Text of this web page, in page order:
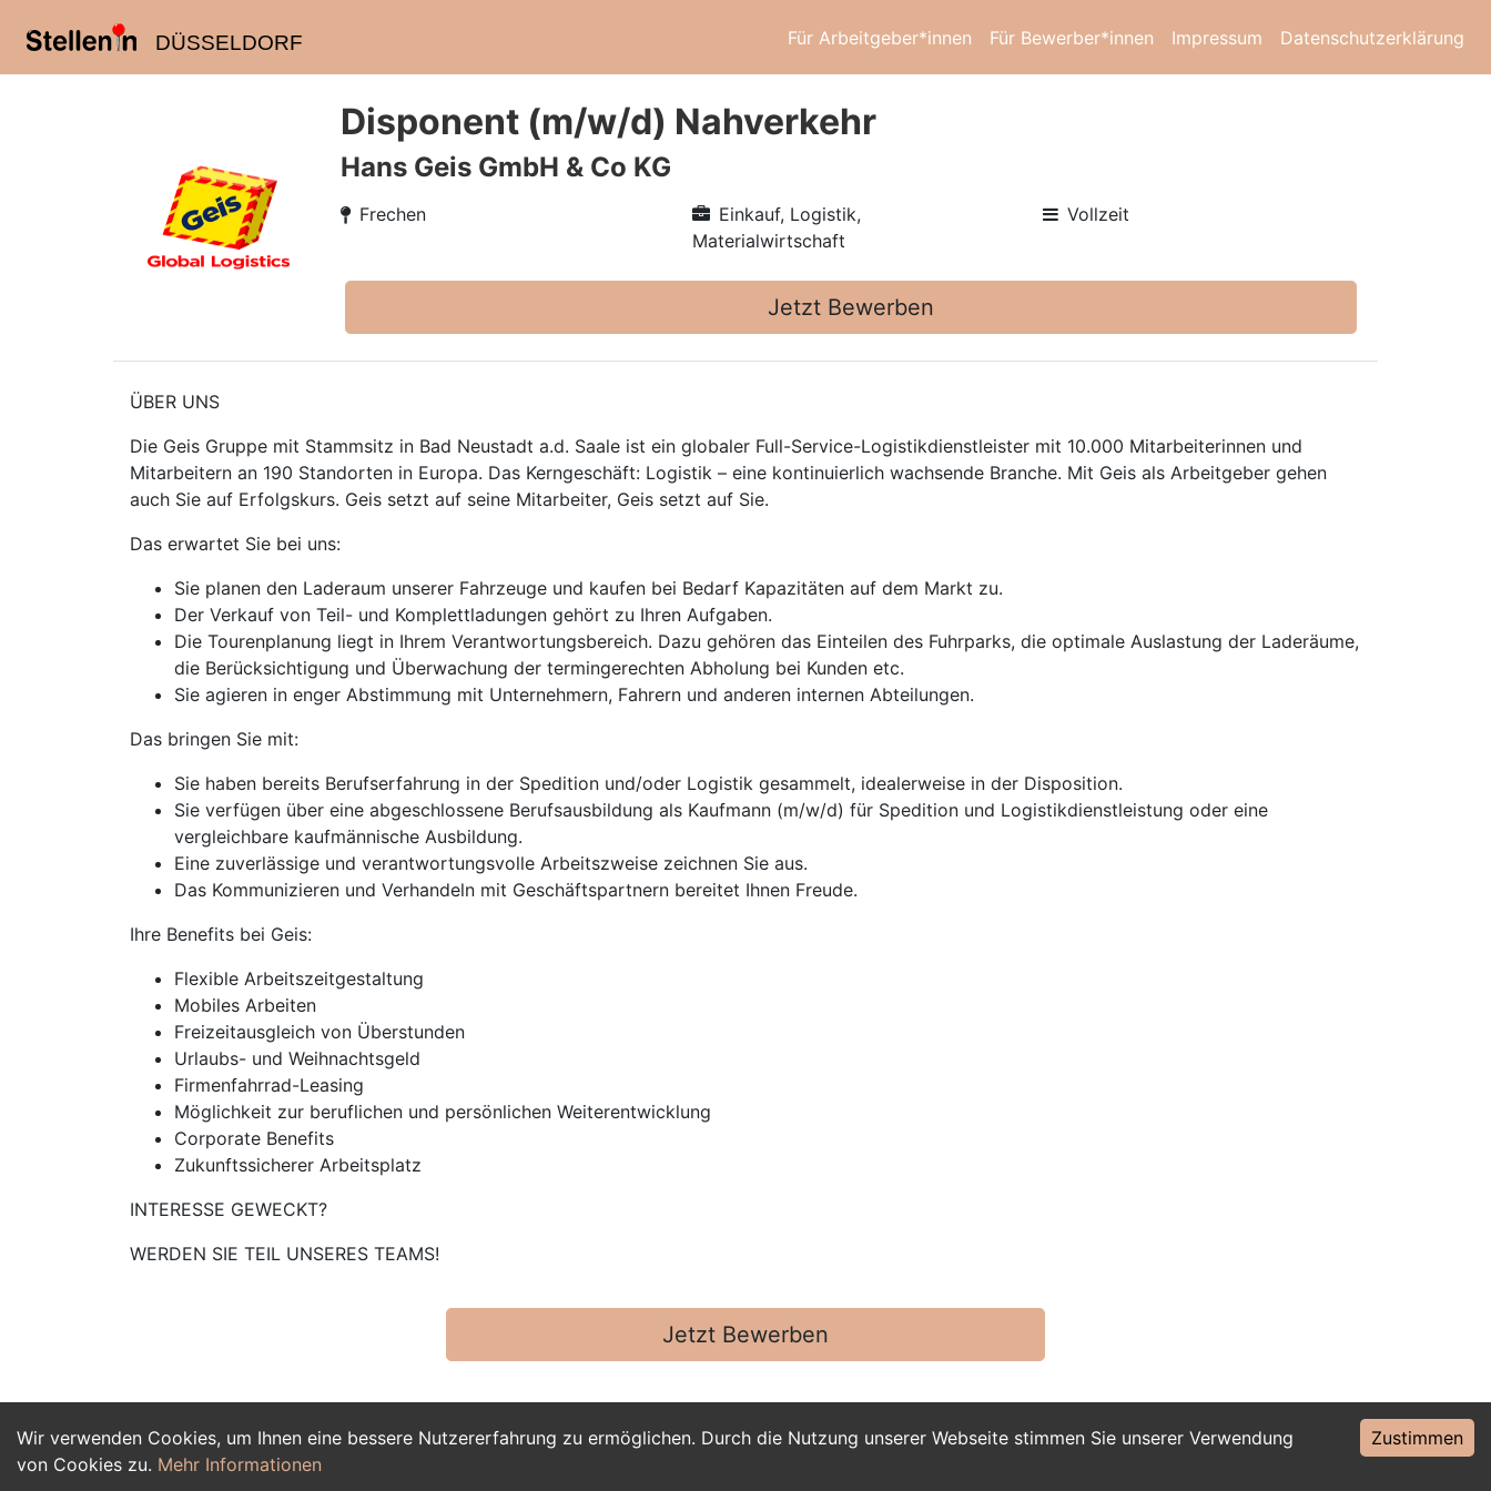
DÜSSELDORF Für Arbeitgeber*innen Für Bewerber*innen Impressum Datenschutzerklärung
Wir verwenden Cookies, um Ihnen eine bessere Nutzererfahrung zu ermöglichen. Durch die Nutzung unserer Webseite stimmen Sie unserer Verwendung
von Cookies zu. Mehr Informationen
Zustimmen
Disponent (m/w/d) Nahverkehr
Hans Geis GmbH & Co KG
Frechen
Einkauf, Logistik,
Materialwirtschaft
Vollzeit
Jetzt Bewerben
ÜBER UNS
Die Geis Gruppe mit Stammsitz in Bad Neustadt a.d. Saale ist ein globaler Full-Service-Logistikdienstleister mit 10.000 Mitarbeiterinnen und
Mitarbeitern an 190 Standorten in Europa. Das Kerngeschäft: Logistik – eine kontinuierlich wachsende Branche. Mit Geis als Arbeitgeber gehen
auch Sie auf Erfolgskurs. Geis setzt auf seine Mitarbeiter, Geis setzt auf Sie.
Das erwartet Sie bei uns:
Sie planen den Laderaum unserer Fahrzeuge und kaufen bei Bedarf Kapazitäten auf dem Markt zu.
Der Verkauf von Teil- und Komplettladungen gehört zu Ihren Aufgaben.
Die Tourenplanung liegt in Ihrem Verantwortungsbereich. Dazu gehören das Einteilen des Fuhrparks, die optimale Auslastung der Laderäume,
die Berücksichtigung und Überwachung der termingerechten Abholung bei Kunden etc.
Sie agieren in enger Abstimmung mit Unternehmern, Fahrern und anderen internen Abteilungen.
Das bringen Sie mit:
Sie haben bereits Berufserfahrung in der Spedition und/oder Logistik gesammelt, idealerweise in der Disposition.
Sie verfügen über eine abgeschlossene Berufsausbildung als Kaufmann (m/w/d) für Spedition und Logistikdienstleistung oder eine
vergleichbare kaufmännische Ausbildung.
Eine zuverlässige und verantwortungsvolle Arbeitszweise zeichnen Sie aus.
Das Kommunizieren und Verhandeln mit Geschäftspartnern bereitet Ihnen Freude.
Ihre Benefits bei Geis:
Flexible Arbeitszeitgestaltung
Mobiles Arbeiten
Freizeitausgleich von Überstunden
Urlaubs- und Weihnachtsgeld
Firmenfahrrad-Leasing
Möglichkeit zur beruflichen und persönlichen Weiterentwicklung
Corporate Benefits
Zukunftssicherer Arbeitsplatz
INTERESSE GEWECKT?
WERDEN SIE TEIL UNSERES TEAMS!
Jetzt Bewerben